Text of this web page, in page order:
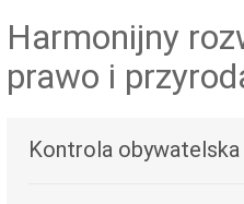
Harmonijny
prawo i
Kontrola obywatelska